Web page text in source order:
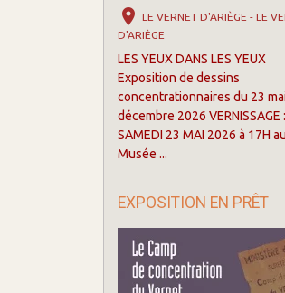
LE VERNET D'ARIÈGE - LE
D'ARIÈGE
LES YEUX DANS LES YEUX
Exposition de dessins
concentrationnaires du 23
décembre 2026 VERNISSAGE :
SAMEDI 23 MAI 2026 à 17H au
Musée ...
EXPOSITION EN PRÊT